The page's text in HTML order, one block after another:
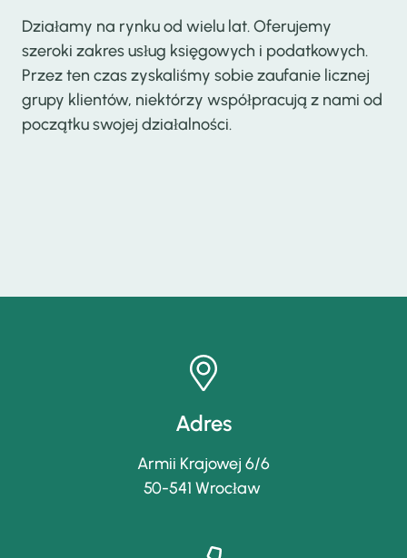
Działamy na rynku od wielu lat. Oferujemy
szeroki zakres usług księgowych i podatkowych.
Przez ten czas zyskaliśmy sobie zaufanie licznej
grupy klientów, niektórzy współpracują z nami od
początku swojej działalności.
Adres
Armii Krajowej 6/6
50-541 Wrocław